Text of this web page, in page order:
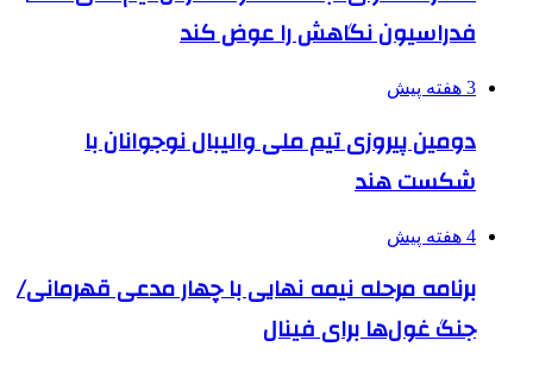
فدراسیون نگاهش را عوض کند
3 هفته پیش
دومین پیروزی تیم ملی والیبال نوجوانان با
شکست هند
4 هفته پیش
برنامه مرحله نیمه نهایی با چهار مدعی قهرمانی/
جنگ غول‌ها برای فینال